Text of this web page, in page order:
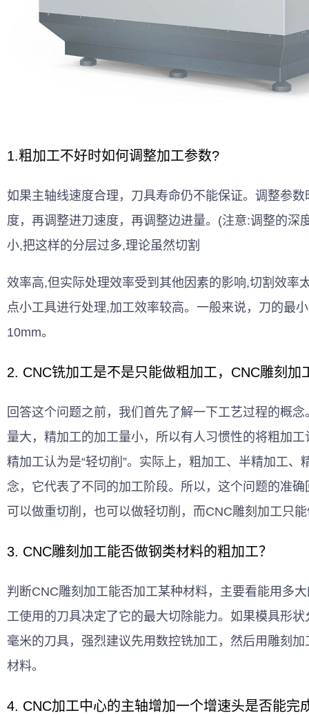
1.粗加工不好时如何调整加工参数?
如果主轴线速度合理，刀具寿命仍不能保证。调整参
度，再调整进刀速度，再调整边进量。(注意:调整的深
小,把这样的分层过多,理论虽然切割
效率高,但实际处理效率受到其他因素的影响,切割效率
点小工具进行处理,加工效率较高。一般来说，刀的最
10mm。
2. CNC铣加工是不是只能做粗加工，CNC雕刻加
回答这个问题之前，我们首先了解一下工艺过程的概
量大，精加工的加工量小，所以有人习惯性的将粗加工
精加工认为是“轻切削”。实际上，粗加工、半精加工、
念，它代表了不同的加工阶段。所以，这个问题的准
可以做重切削，也可以做轻切削，而CNC雕刻加工只
3. CNC雕刻加工能否做钢类材料的粗加工？
判断CNC雕刻加工能否加工某种材料，主要看能用多
工使用的刀具决定了它的最大切除能力。如果模具形
毫米的刀具，强烈建议先用数控铣加工，然后用雕刻
材料。
4. CNC加工中心的主轴增加一个增速头是否能完